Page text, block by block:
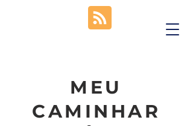
MEU
CAMINHAR